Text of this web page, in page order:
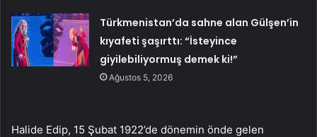
Türkmenistan’da sahne alan Gülşen’in
kıyafeti şaşırttı: “İsteyince
giyilebiliyormuş demek ki!”
Ağustos 5, 2026
Halide Edip, 15 Şubat 1922’de dönemin önde gelen